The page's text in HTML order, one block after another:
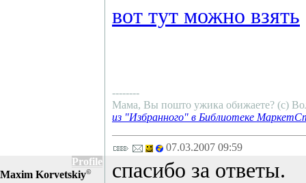
вот тут можно взять
--------
Мама, Вы пошто ужика обижаете? (c)
из "Избранного" в Библиотеке
07.03.2007 09:59
Profile
Maxim Korvetskiy© спасибо за ответы.